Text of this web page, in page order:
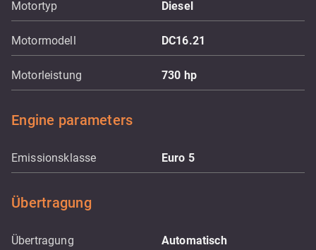
Motortyp Diesel
Motormodell DC16.21
Motorleistung 730 hp
Engine parameters
Emissionsklasse Euro 5
Übertragung
Übertragung Automatisch